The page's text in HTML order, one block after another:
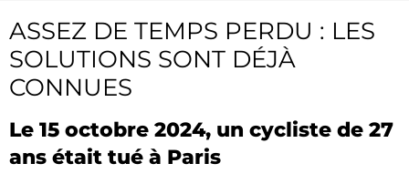
ASSEZ DE TEMPS PERDU : LES
SOLUTIONS SONT DÉJÀ
CONNUES
Le 15 octobre 2024, un cycliste de 27
ans était tué à Paris